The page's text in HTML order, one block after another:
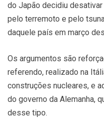
do Japão decidiu
pelo terremoto e pelo
daquele país em março
Os argumentos são
referendo, realizado na
construções nucleares, e
do governo da Alemanha,
desse tipo.